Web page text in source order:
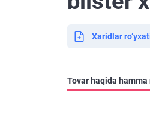
Xaridlar
Tovar haqida hamma